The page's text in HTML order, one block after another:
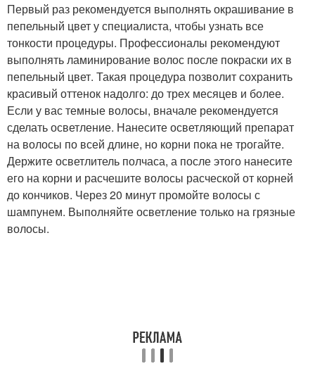
Первый раз рекомендуется выполнять окрашивание в
пепельный цвет у специалиста, чтобы узнать все
тонкости процедуры. Профессионалы рекомендуют
выполнять ламинирование волос после покраски их в
пепельный цвет. Такая процедура позволит сохранить
красивый оттенок надолго: до трех месяцев и более.
Если у вас темные волосы, вначале рекомендуется
сделать осветление. Нанесите осветляющий препарат
на волосы по всей длине, но корни пока не трогайте.
Держите осветлитель полчаса, а после этого нанесите
его на корни и расчешите волосы расческой от корней
до кончиков. Через 20 минут промойте волосы с
шампунем. Выполняйте осветление только на грязные
волосы.